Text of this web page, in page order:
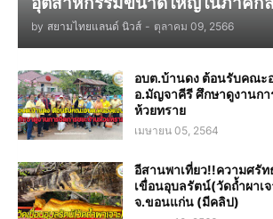
by สยามไทยแลนด์ นิวส์ - ตุลาคม 09, 2566
อบต.บ้านดง ต้อนรับคณะ
อ.มัญจาคีรี ศึกษาดูงานก
ห้วยทราย
เมษายน 05, 2564
อีสานพาเที่ยว!!ความศรั
เขื่อนอุบลรัตน์(วัดถ้ำผาเ
จ.ขอนแก่น (มีคลิป)